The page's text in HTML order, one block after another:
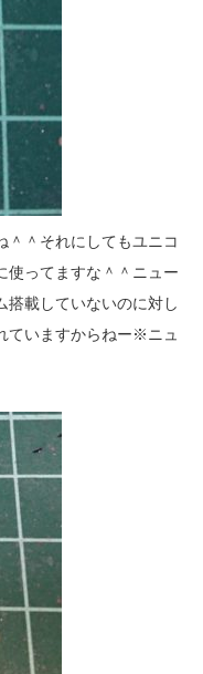
＾＾それにしてもユニコ
使ってますな＾＾ニュー
搭載していないのに対し
ていますからねー※ニュ